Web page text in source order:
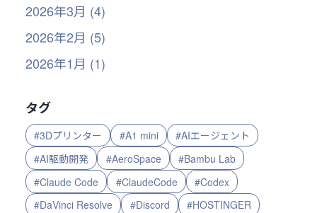
2026年3月 (4)
2026年2月 (5)
2026年1月 (1)
タグ
#3Dプリンター #A1 mini
#AIエージェント
#AI駆動開発
#AeroSpace
#Bambu Lab
#Claude Code
#ClaudeCode
#Codex
#DaVinci Resolve
#Discord
#HOSTINGER